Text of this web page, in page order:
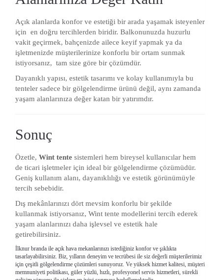
Açık alanlarda konfor ve estetiği bir arada yaşamak isteyenler
için en doğru tercihlerden biridir. Balkonunuzda huzurlu
vakit geçirmek, bahçenizde ailece keyif yapmak ya da
işletmenizde müşterilerinize konforlu bir ortam sunmak
istiyorsanız, tam size göre bir çözümdür.
Dayanıklı yapısı, estetik tasarımı ve kolay kullanımıyla bu
tenteler sadece bir gölgelendirme ürünü değil, aynı zamanda
yaşam alanlarınıza değer katan bir yatırımdır.
Sonuç
Özetle, Wint tente sistemleri hem bireysel kullanıcılar hem
de ticari işletmeler için ideal bir gölgelendirme çözümüdür.
Geniş kullanım alanı, dayanıklılığı ve estetik görünümüyle
tercih sebebidir.
Dış mekânlarınızı dört mevsim konforlu bir şekilde
kullanmak istiyorsanız, Wint tente modellerini tercih ederek
yaşam alanlarınızı daha işlevsel ve estetik hale
getirebilirsiniz.
İlknur branda ile açık hava mekanlarınızı istediğiniz konfor ve şıklıkta
tasarlayabilirsiniz. Biz, yılların deneyim ve tecrübesi ile siz değerli müşterilerimiz
için çeşitli gölgelendirme çözümleri sunuyoruz. Ve yüksek hizmet kalitesi, müşteri
memnuniyeti politikası, güler yüzlü, hızlı, profesyonel servis hizmetleri, sürekli